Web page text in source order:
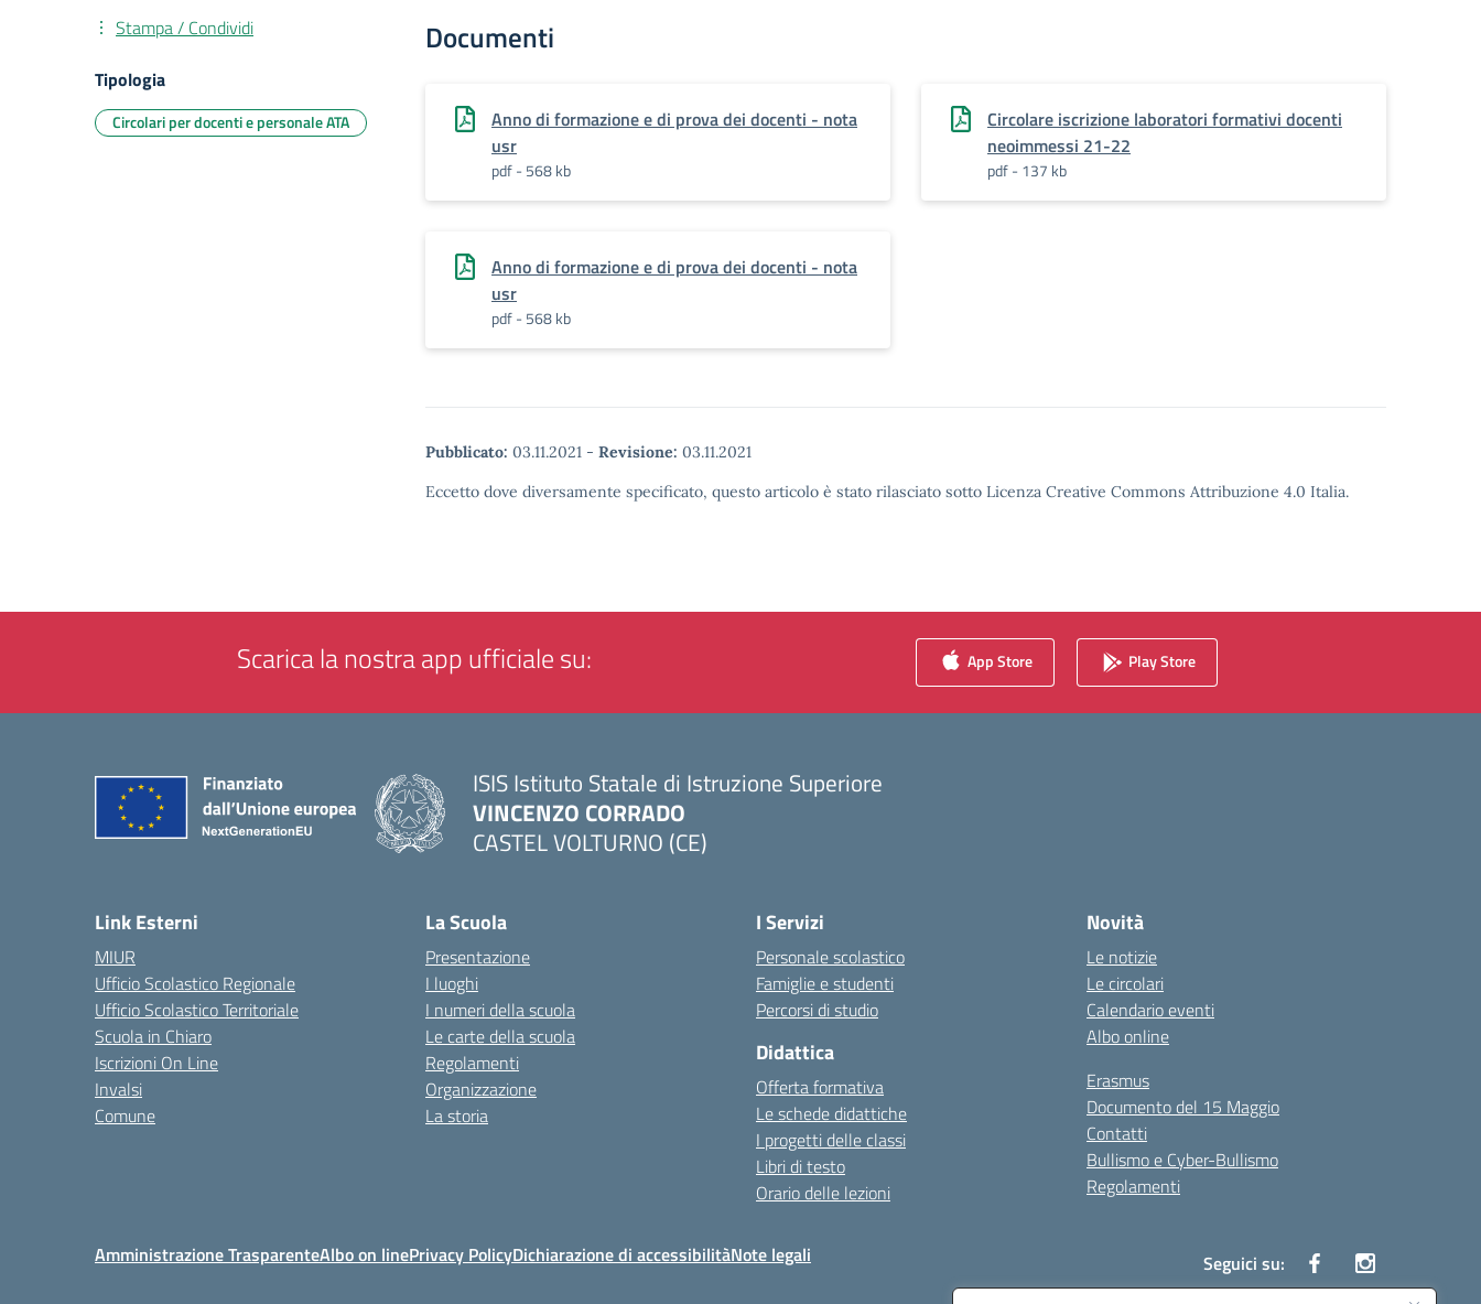
Documenti
Anno di formazione e di prova dei docenti - nota
usr
pdf - 568 kb
Circolare iscrizione laboratori formativi docenti
neoimmessi 21-22
pdf - 137 kb
Anno di formazione e di prova dei docenti - nota
usr
pdf - 568 kb
Pubblicato: 03.11.2021 - Revisione: 03.11.2021
Eccetto dove diversamente specificato, questo articolo è stato rilasciato sotto Licenza Creative Commons Attribuzione 4.0 Italia.
Stampa / Condividi
Tipologia
Circolari per docenti e personale ATA
Scarica la nostra app ufficiale su: App Store Play Store
ISIS Istituto Statale di Istruzione Superiore
VINCENZO CORRADO
CASTEL VOLTURNO (CE)
Link Esterni
MIUR
Ufficio Scolastico Regionale
Ufficio Scolastico Territoriale
Scuola in Chiaro
Iscrizioni On Line
Invalsi
Comune
La Scuola
Presentazione
I luoghi
I numeri della scuola
Le carte della scuola
Regolamenti
Organizzazione
La storia
I Servizi
Personale scolastico
Famiglie e studenti
Percorsi di studio
Didattica
Offerta formativa
Le schede didattiche
I progetti delle classi
Libri di testo
Orario delle lezioni
Novità
Le notizie
Le circolari
Calendario eventi
Albo online
Erasmus
Documento del 15 Maggio
Contatti
Bullismo e Cyber-Bullismo
Regolamenti
Amministrazione TrasparenteAlbo on linePrivacy PolicyDichiarazione di accessibilitàNote legali Seguici su: